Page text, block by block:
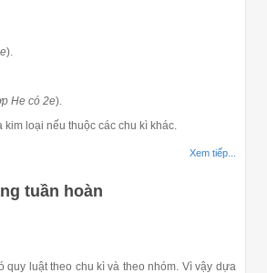
).
He có 2e).
loại nếu thuộc các chu kì khác.
Xem tiếp...
tuần hoàn
luật theo chu kì và theo nhóm. Vì vậy dựa